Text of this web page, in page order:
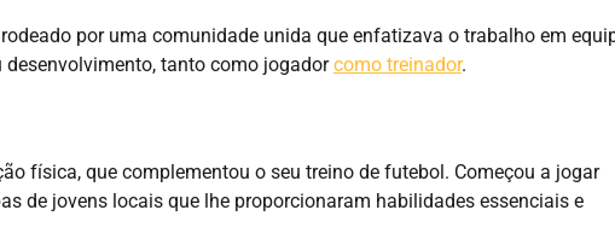
por uma comunidade unida que enfatizava o trabalho em
tanto como jogadorcomo treinador.
física, que complementou o seu treino de futebol. Começou a jogar
de jovens locais que lhe proporcionaram habilidades essenciais e